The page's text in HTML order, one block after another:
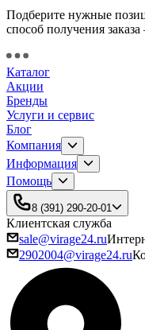
Подберите нужные
способ получения
Каталог
Акции
Бренды
Услуги и сервис
Блог
Компания
Информация
Помощь
8 (391) 290-20-01
Клиентская служба
sale@virage24.ru
2902004@virage24.ru